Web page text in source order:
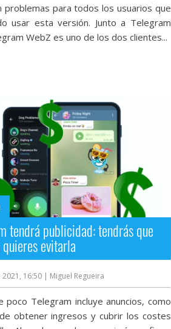
problemas para todos los usuarios que
usar esta versión. Junto a Telegram
WebZ es uno de los dos clientes...
tendrá publicidad: tendrás que
evitarla
16:50 | Miguel Regueira
poco Telegram incluye anuncios, como
obtener ingresos y cubrir los costes